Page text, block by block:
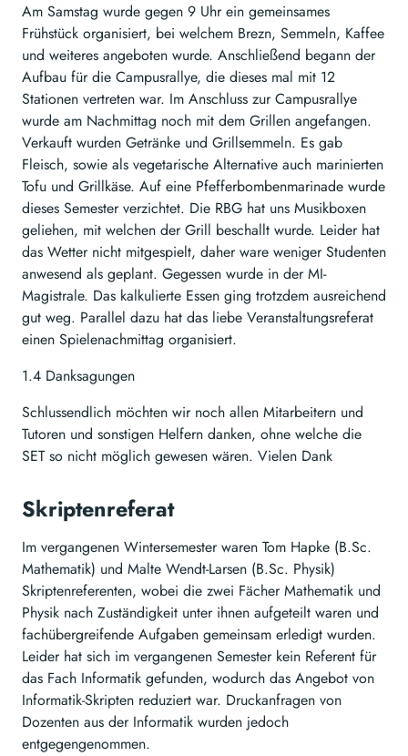
Am Samstag wurde gegen 9 Uhr ein gemeinsames
Frühstück organisiert, bei welchem Brezn, Semmeln, Kaffee
und weiteres angeboten wurde. Anschließend begann der
Aufbau für die Campusrallye, die dieses mal mit 12
Stationen vertreten war. Im Anschluss zur Campusrallye
wurde am Nachmittag noch mit dem Grillen angefangen.
Verkauft wurden Getränke und Grillsemmeln. Es gab
Fleisch, sowie als vegetarische Alternative auch marinierten
Tofu und Grillkäse. Auf eine Pfefferbombenmarinade wurde
dieses Semester verzichtet. Die RBG hat uns Musikboxen
geliehen, mit welchen der Grill beschallt wurde. Leider hat
das Wetter nicht mitgespielt, daher ware weniger Studenten
anwesend als geplant. Gegessen wurde in der MI-
Magistrale. Das kalkulierte Essen ging trotzdem ausreichend
gut weg. Parallel dazu hat das liebe Veranstaltungsreferat
einen Spielenachmittag organisiert.
1.4 Danksagungen
Schlussendlich möchten wir noch allen Mitarbeitern und
Tutoren und sonstigen Helfern danken, ohne welche die
SET so nicht möglich gewesen wären. Vielen Dank
Skriptenreferat
Im vergangenen Wintersemester waren Tom Hapke (B.Sc.
Mathematik) und Malte Wendt-Larsen (B.Sc. Physik)
Skriptenreferenten, wobei die zwei Fächer Mathematik und
Physik nach Zuständigkeit unter ihnen aufgeteilt waren und
fachübergreifende Aufgaben gemeinsam erledigt wurden.
Leider hat sich im vergangenen Semester kein Referent für
das Fach Informatik gefunden, wodurch das Angebot von
Informatik-Skripten reduziert war. Druckanfragen von
Dozenten aus der Informatik wurden jedoch
entgegengenommen.